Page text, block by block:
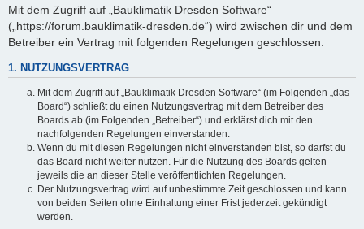
Mit dem Zugriff auf „Bauklimatik Dresden Software“
(„https://forum.bauklimatik-dresden.de“) wird zwischen dir und dem
Betreiber ein Vertrag mit folgenden Regelungen geschlossen:
1. NUTZUNGSVERTRAG
Mit dem Zugriff auf „Bauklimatik Dresden Software“ (im Folgenden „das
Board“) schließt du einen Nutzungsvertrag mit dem Betreiber des
Boards ab (im Folgenden „Betreiber“) und erklärst dich mit den
nachfolgenden Regelungen einverstanden.
Wenn du mit diesen Regelungen nicht einverstanden bist, so darfst du
das Board nicht weiter nutzen. Für die Nutzung des Boards gelten
jeweils die an dieser Stelle veröffentlichten Regelungen.
Der Nutzungsvertrag wird auf unbestimmte Zeit geschlossen und kann
von beiden Seiten ohne Einhaltung einer Frist jederzeit gekündigt
werden.